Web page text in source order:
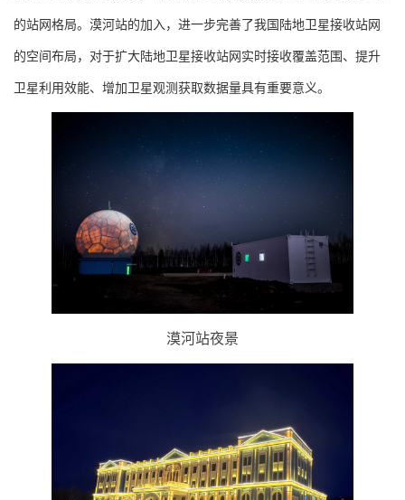
的站网格局。漠河站的加入，进一步完善了我国陆地卫星接收站网
的空间布局，对于扩大陆地卫星接收站网实时接收覆盖范围、提升
卫星利用效能、增加卫星观测获取数据量具有重要意义。
漠河站夜景